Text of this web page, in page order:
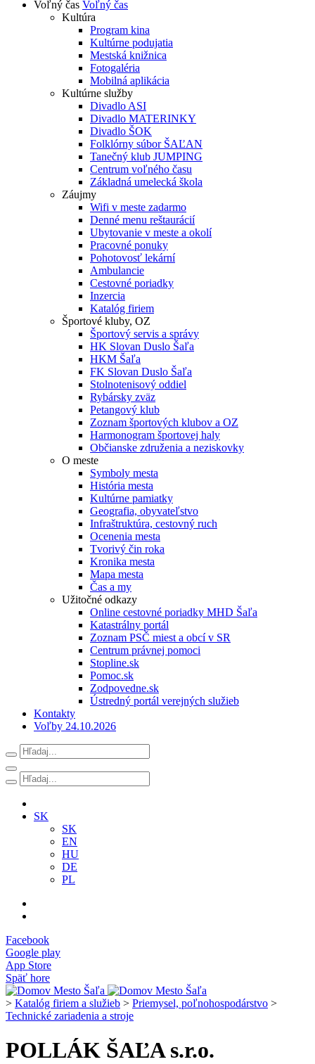
Voľný čas Voľný čas
Kultúra
Program kina
Kultúrne podujatia
Mestská knižnica
Fotogaléria
Mobilná aplikácia
Kultúrne služby
Divadlo ASI
Divadlo MATERINKY
Divadlo ŠOK
Folklórny súbor ŠAĽAN
Tanečný klub JUMPING
Centrum voľného času
Základná umelecká škola
Záujmy
Wifi v meste zadarmo
Denné menu reštaurácií
Ubytovanie v meste a okolí
Pracovné ponuky
Pohotovosť lekární
Ambulancie
Cestovné poriadky
Inzercia
Katalóg firiem
Športové kluby, OZ
Športový servis a správy
HK Slovan Duslo Šaľa
HKM Šaľa
FK Slovan Duslo Šaľa
Stolnotenisový oddiel
Rybársky zväz
Petangový klub
Zoznam športových klubov a OZ
Harmonogram športovej haly
Občianske združenia a neziskovky
O meste
Symboly mesta
História mesta
Kultúrne pamiatky
Geografia, obyvateľstvo
Infraštruktúra, cestovný ruch
Ocenenia mesta
Tvorivý čin roka
Kronika mesta
Mapa mesta
Čas a my
Užitočné odkazy
Online cestovné poriadky MHD Šaľa
Katastrálny portál
Zoznam PSČ miest a obcí v SR
Centrum právnej pomoci
Stopline.sk
Pomoc.sk
Zodpovedne.sk
Ústredný portál verejných služieb
Kontakty
Voľby 24.10.2026
SK
SK
EN
HU
DE
PL
Facebook
Google play
App Store
Späť hore
> Katalóg firiem a služieb > Priemysel, poľnohospodárstvo >
Technické zariadenia a stroje
POLLÁK ŠAĽA s.r.o.